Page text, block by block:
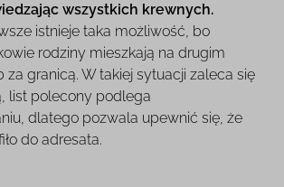
wszystkich krewnych.
istnieje taka możliwość, bo
rodziny mieszkają na drugim
za granicą. W takiej sytuacji zaleca się
list polecony podlega
dlatego pozwala upewnić się, że
do adresata.